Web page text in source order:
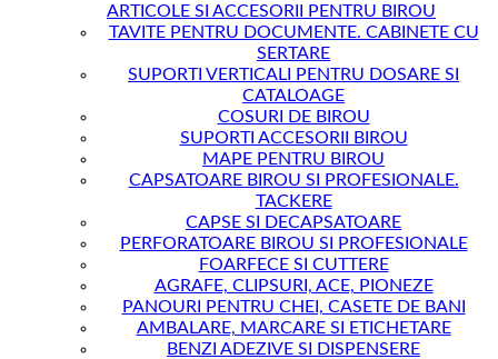
ARTICOLE SI ACCESORII PENTRU BIROU
TAVITE PENTRU DOCUMENTE. CABINETE CU
SERTARE
SUPORTI VERTICALI PENTRU DOSARE SI
CATALOAGE
COSURI DE BIROU
SUPORTI ACCESORII BIROU
MAPE PENTRU BIROU
CAPSATOARE BIROU SI PROFESIONALE.
TACKERE
CAPSE SI DECAPSATOARE
PERFORATOARE BIROU SI PROFESIONALE
FOARFECE SI CUTTERE
AGRAFE, CLIPSURI, ACE, PIONEZE
PANOURI PENTRU CHEI, CASETE DE BANI
AMBALARE, MARCARE SI ETICHETARE
BENZI ADEZIVE SI DISPENSERE